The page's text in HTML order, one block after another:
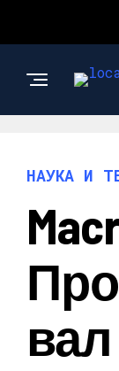
НАУКА И